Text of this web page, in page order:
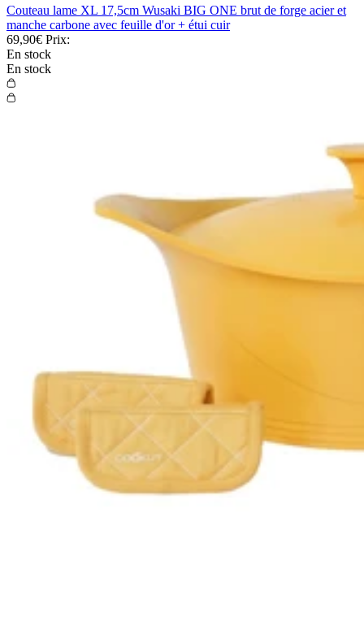
Couteau lame XL 17,5cm Wusaki BIG ONE brut de forge acier et
manche carbone avec feuille d'or + étui cuir
69,90€ Prix:
En stock
En stock